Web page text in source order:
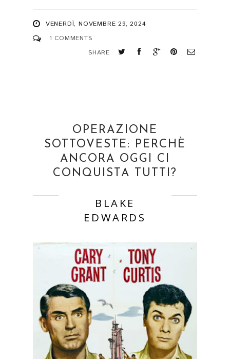
VENERDÌ, NOVEMBRE 29, 2024
1 COMMENTS
SHARE
OPERAZIONE
SOTTOVESTE: PERCHÈ
ANCORA OGGI CI
CONQUISTA TUTTI?
BLAKE
EDWARDS